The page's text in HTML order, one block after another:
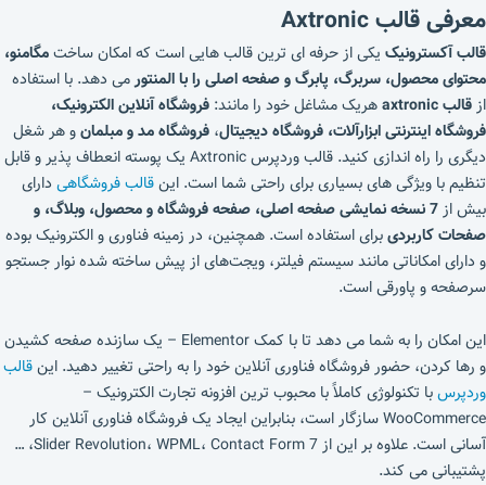
معرفی قالب Axtronic
قالب آکسترونیک یکی از حرفه ای ترین قالب هایی است که امکان ساختمگامنو،
محتوای محصول، سربرگ، پابرگ و صفحه اصلی را با المنتورمی دهد. با استفاده
ازقالب axtronic هریک مشاغل خود را مانند: فروشگاه آنلاین الکترونیک،
فروشگاه اینترنتی ابزارآلات، فروشگاه دیجیتال، فروشگاه مد و مبلمانو هر شغل
دیگری را راه اندازی کنید. قالب وردپرس Axtronic یک پوسته انعطاف پذیر و قابل
تنظیم با ویژگی های بسیاری برای راحتی شما است. اینقالب فروشگاهی دارای
بیش از
7 نسخه نمایشی صفحه اصلی، صفحه فروشگاه و محصول، وبلاگ، و
صفحات کاربردیبرای استفاده است. همچنین، در زمینه فناوری و الکترونیک بوده
و دارای امکاناتی مانند سیستم فیلتر، ویجت‌های از پیش ساخته شده نوار جستجو
سرصفحه و پاورقی است.
این امکان را به شما می دهد تا با کمک Elementor – یک سازنده صفحه کشیدن
و رها کردن، حضور فروشگاه فناوری آنلاین خود را به راحتی تغییر دهید. اینقالب
وردپرسبا تکنولوژی کاملاً با محبوب ترین افزونه تجارت الکترونیک –
WooCommerce سازگار است، بنابراین ایجاد یک فروشگاه فناوری آنلاین کار
آسانی است. علاوه بر این از Slider Revolution، WPML، Contact Form 7، …
پشتیبانی می کند.